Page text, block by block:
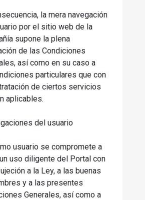
la mera navegación
por el sitio web de la
supone la plena
de las Condiciones
así como en su caso a
particulares que con
de ciertos servicios
aplicables.
del usuario
usuario se compromete a
uso diligente del Portal con
a la Ley, a las buenas
y a las presentes
Generales, así como a